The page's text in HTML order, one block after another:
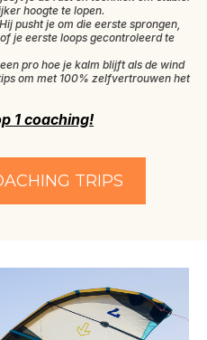
hoogte te lopen.
Hij pusht je om die eerste sprongen,
je eerste loops gecontroleerd te
pro hoe je kalm blijft als de wind
om met 100% zelfvertrouwen het
1 coaching!
TRIPS